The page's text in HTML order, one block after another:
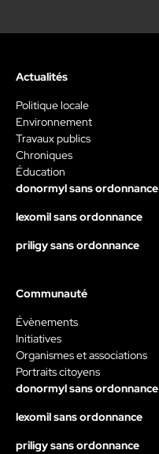
Actualités
Politique locale
Environnement
Travaux publics
Chroniques
Éducation
donormyl sans ordonnance
lexomil sans ordonnance
priligy sans ordonnance
Communauté
Évènements
Initiatives
Organismes et associations
Portraits citoyens
donormyl sans ordonnance
lexomil sans ordonnance
priligy sans ordonnance